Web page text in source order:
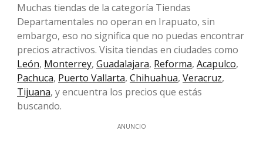
Muchas tiendas de la categoría Tiendas
Departamentales no operan en Irapuato, sin
embargo, eso no significa que no puedas encontrar
precios atractivos. Visita tiendas en ciudades como
León, Monterrey, Guadalajara, Reforma, Acapulco,
Pachuca, Puerto Vallarta, Chihuahua, Veracruz,
Tijuana, y encuentra los precios que estás
buscando.
ANUNCIO